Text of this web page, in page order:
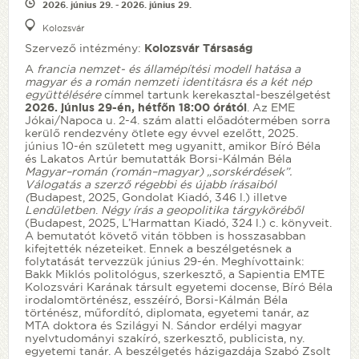
2026. június 29. - 2026. június 29.
Kolozsvár
Szervező intézmény: Kolozsvár Társaság
A francia nemzet- és államépítési modell hatása a
magyar és a román nemzeti identitásra és a két nép
együttélésérecímmel tartunk kerekasztal-beszélgetést
2026. június 29-én, hétfőn 18:00 órától . Az EME
Jókai/Napoca u. 2-4. szám alatti előadótermében sorra
kerülő rendezvény ötlete egy évvel ezelőtt, 2025.
június 10-én született meg ugyanitt, amikor Bíró Béla
és Lakatos Artúr bemutatták Borsi-Kálmán Béla
Magyar–román (román–magyar) „sorskérdések”.
Válogatás a szerző régebbi és újabb írásaiból
(Budapest, 2025, Gondolat Kiadó, 346 l.) illetve
Lendületben Négy írás a geopolitika tárgyköréből
(Budapest, 2025, L’Harmattan Kiadó, 324 l.) c. könyveit.
A bemutatót követő vitán többen is hosszasabban
kifejtették nézeteiket. Ennek a beszélgetésnek a
folytatását tervezzük június 29-én. Meghívottaink:
Bakk Miklós politológus, szerkesztő, a Sapientia EMTE
Kolozsvári Karának társult egyetemi docense, Bíró Béla
irodalomtörténész, esszéíró, Borsi-Kálmán Béla
történész, műfordító, diplomata, egyetemi tanár, az
MTA doktora és Szilágyi N. Sándor erdélyi magyar
nyelvtudományi szakíró, szerkesztő, publicista, ny.
egyetemi tanár. A beszélgetés házigazdája Szabó Zsolt